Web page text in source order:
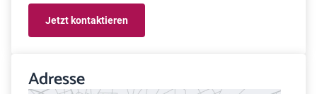
Jetzt kontaktieren
Adresse